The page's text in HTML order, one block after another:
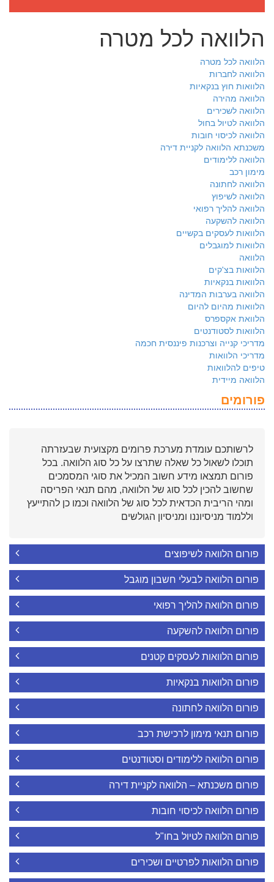
הלוואה לכל מטרה
הלוואה לכל מטרה
הלוואה לחברות
הלוואות חוץ בנקאיות
הלוואה מהירה
הלוואה לשכירים
הלוואה לטיול בחול
הלוואה לכיסוי חובות
משכנתא הלוואה לקניית דירה
הלוואה ללימודים
מימון רכב
הלוואה לחתונה
הלוואה לשיפוץ
הלוואה להליך רפואי
הלוואה להשקעה
הלוואות לעסקים בקשיים
הלוואות למוגבלים
הלוואה
הלוואות בצ'קים
הלוואות בנקאיות
הלוואה בערבות המדינה
הלוואות מהיום להיום
הלוואת אקספרס
הלוואות לסטודנטים
מדריכי קנייה וצרכנות פיננסית חכמה
מדריכי הלוואות
טיפים להלוואות
הלוואה מיידית
פורומים
לרשותכם עומדת מערכת פרומים מקצועית שבעזרתה
תוכלו לשאול כל שאלה שתרצו על כל סוג הלוואה. בכל
פורום תמצאו מידע חשוב המכיל את סוגי המסמכים
שחשוב להכין לכל סוג של הלוואה, מהם תנאי הפריסה
ומהי הריבית הכדאית לכל סוג של הלוואה וכמו כן להתייעץ
וללמוד מניסיוננו ומניסיון הגולשים
פורום הלוואה לשיפוצים
פורום הלוואה לבעלי חשבון מוגבל
פורום הלוואה להליך רפואי
פורום הלוואה להשקעה
פורום הלוואות לעסקים קטנים
פורום הלוואות בנקאיות
פורום הלוואה לחתונה
פורום תנאי מימון לרכישת רכב
פורום הלוואה ללימודים וסטודנטים
פורום משכנתא – הלוואה לקניית דירה
פורום הלוואה לכיסוי חובות
פורום הלוואה לטיול בחו"ל
פורום הלוואות לפרטיים ושכירים